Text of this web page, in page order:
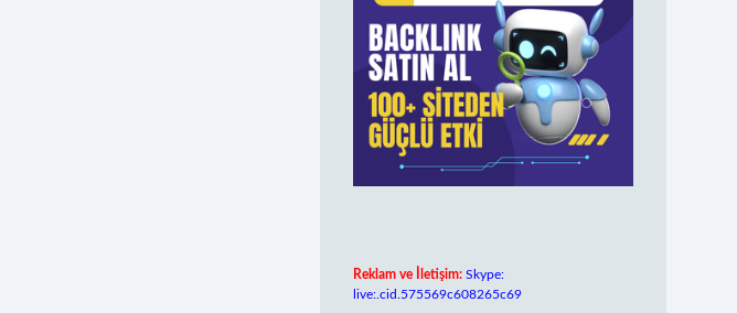
Reklam ve İletişim: Skype:
live:.cid.575569c608265c69